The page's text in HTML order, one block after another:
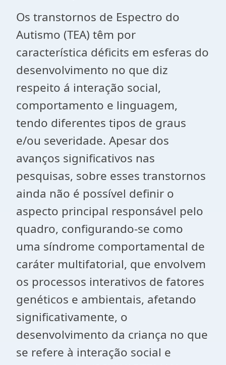
Os transtornos de Espectro do
Autismo (TEA) têm por
característica déficits em esferas do
desenvolvimento no que diz
respeito á interação social,
comportamento e linguagem,
tendo diferentes tipos de graus
e/ou severidade. Apesar dos
avanços significativos nas
pesquisas, sobre esses transtornos
ainda não é possível definir o
aspecto principal responsável pelo
quadro, configurando-se como
uma síndrome comportamental de
caráter multifatorial, que envolvem
os processos interativos de fatores
genéticos e ambientais, afetando
significativamente, o
desenvolvimento da criança no que
se refere à interação social e